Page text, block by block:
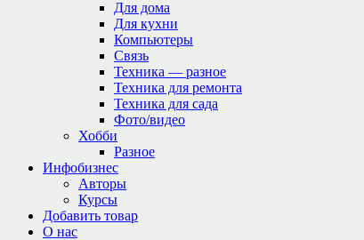
Для дома
Для кухни
Компьютеры
Связь
Техника — разное
Техника для ремонта
Техника для сада
Фото/видео
Хобби
Разное
Инфобизнес
Авторы
Курсы
Добавить товар
О нас